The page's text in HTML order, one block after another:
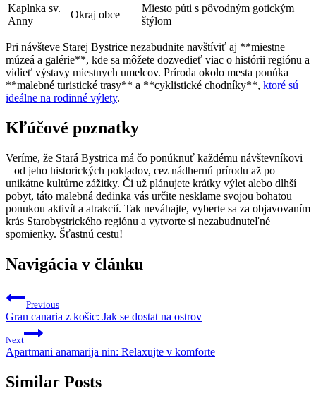
Kaplnka sv.
Anny
Okraj obce
Miesto púti s pôvodným gotickým
štýlom
Pri návšteve Starej Bystrice nezabudnite navštíviť aj **miestne
múzeá a galérie**, kde sa môžete dozvedieť viac o histórii regiónu a
vidieť výstavy miestnych umelcov. Príroda okolo mesta ponúka
**malebné turistické trasy** a **cyklistické chodníky**, ktoré sú
ideálne na rodinné výlety.
Kľúčové poznatky
Veríme, že Stará Bystrica má čo ponúknuť každému návštevníkovi
– od jeho historických pokladov, cez nádhernú prírodu až po
unikátne kultúrne zážitky. Či už plánujete krátky výlet alebo dlhší
pobyt, táto malebná dedinka vás určite nesklame svojou bohatou
ponukou aktivít a atrakcií. Tak neváhajte, vyberte sa za objavovaním
krás Starobystrického regiónu a vytvorte si nezabudnuteľné
spomienky. Šťastnú cestu!
Navigácia v článku
Previous
Gran canaria z košic: Jak se dostat na ostrov
Next
Apartmani anamarija nin: Relaxujte v komforte
Similar Posts